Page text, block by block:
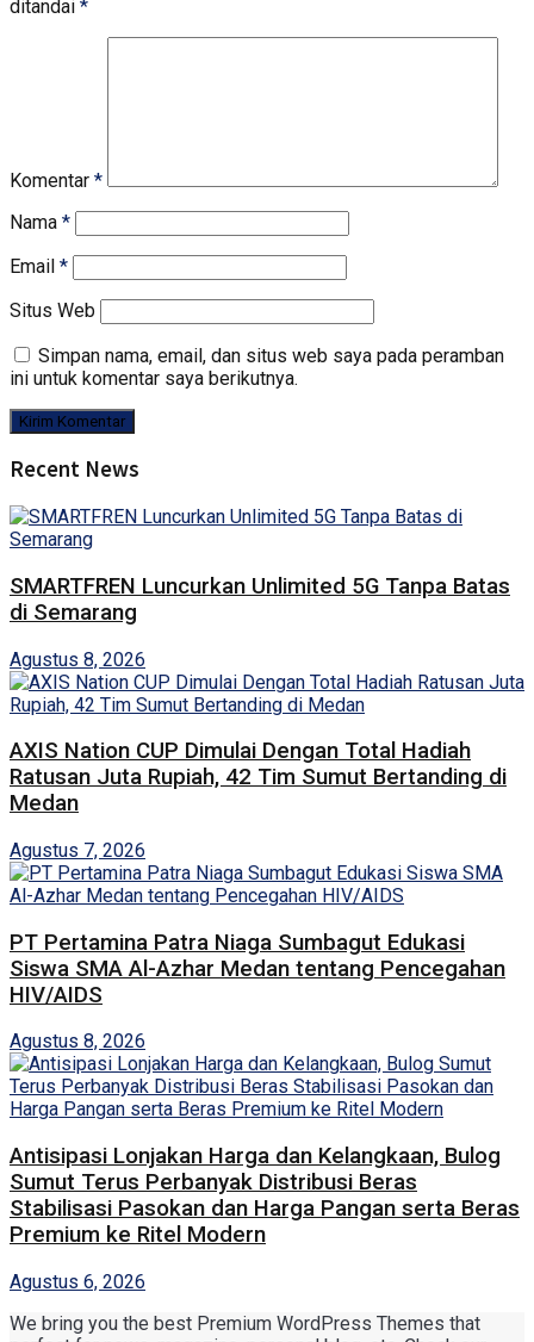
ditandai *
Komentar *
Nama *
Email *
Situs Web
Simpan nama, email, dan situs web saya pada peramban
ini untuk komentar saya berikutnya.
Recent News
SMARTFREN Luncurkan Unlimited 5G Tanpa Batas
di Semarang
Agustus 8, 2026
AXIS Nation CUP Dimulai Dengan Total Hadiah
Ratusan Juta Rupiah, 42 Tim Sumut Bertanding di
Medan
Agustus 7, 2026
PT Pertamina Patra Niaga Sumbagut Edukasi
Siswa SMA Al-Azhar Medan tentang Pencegahan
HIV/AIDS
Agustus 8, 2026
Antisipasi Lonjakan Harga dan Kelangkaan, Bulog
Sumut Terus Perbanyak Distribusi Beras
Stabilisasi Pasokan dan Harga Pangan serta Beras
Premium ke Ritel Modern
Agustus 6, 2026
We bring you the best Premium WordPress Themes that